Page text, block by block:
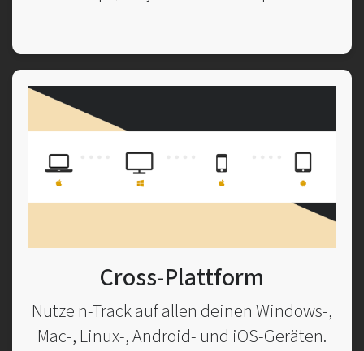
Cross-Plattform
Nutze n-Track auf allen deinen Windows-,
Mac-, Linux-, Android- und iOS-Geräten.